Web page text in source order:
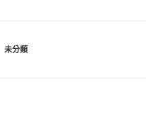
分
未分類